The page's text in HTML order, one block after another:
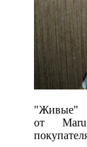
"Живые"
от